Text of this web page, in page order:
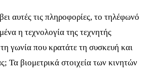
αυτές τις πληροφορίες, το τηλέφωνό
η τεχνολογία της τεχνητής
γωνία που κρατάτε τη συσκευή και
Τα βιομετρικά στοιχεία των κινητών